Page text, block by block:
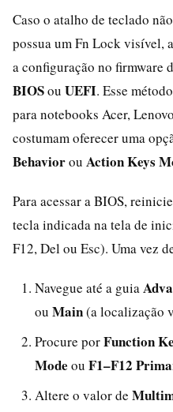
Caso o atalho de teclado
possua um Fn Lock visível,
a configuração no firmware
BIOSou UEFI. Esse
para notebooks Acer,
costumam oferecer uma
Behaviorou Action Keys
Para acessar a BIOS,
tecla indicada na tela de
F12, Del ou Esc). Uma vez
Navegue até a guia
ou Main(a localização
Procure porFunction
Mode ou F1–F12
Altere o valor de